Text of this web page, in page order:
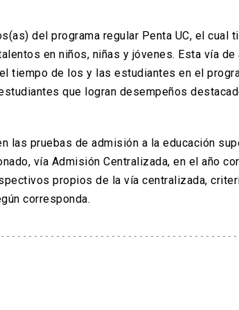
del programa regular Penta UC, el cual
en niños, niñas y jóvenes. Esta vía
de los y las estudiantes en el
que logran desempeños
las pruebas de admisión a la educación
vía Admisión Centralizada, en el año
propios de la vía centralizada,
corresponda.